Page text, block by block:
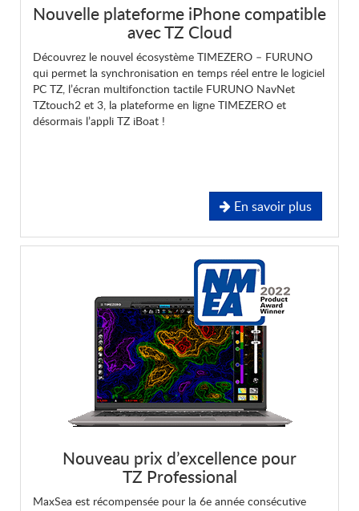
Nouvelle plateforme iPhone compatible
avec TZ Cloud
Découvrez le nouvel écosystème TIMEZERO – FURUNO
qui permet la synchronisation en temps réel entre le logiciel
PC TZ, l’écran multifonction tactile FURUNO NavNet
TZtouch2 et 3, la plateforme en ligne TIMEZERO et
désormais l’appli TZ iBoat !
En savoir plus
Nouveau prix d’excellence pour
TZ Professional
MaxSea est récompensée pour la 6e année consécutive